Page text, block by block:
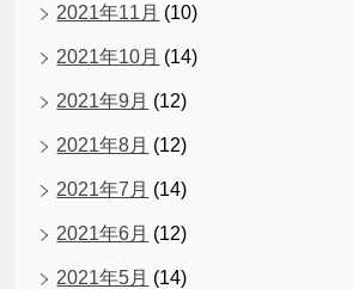
2021年11月 (10)
2021年10月 (14)
2021年9月 (12)
2021年8月 (12)
2021年7月 (14)
2021年6月 (12)
2021年5月 (14)